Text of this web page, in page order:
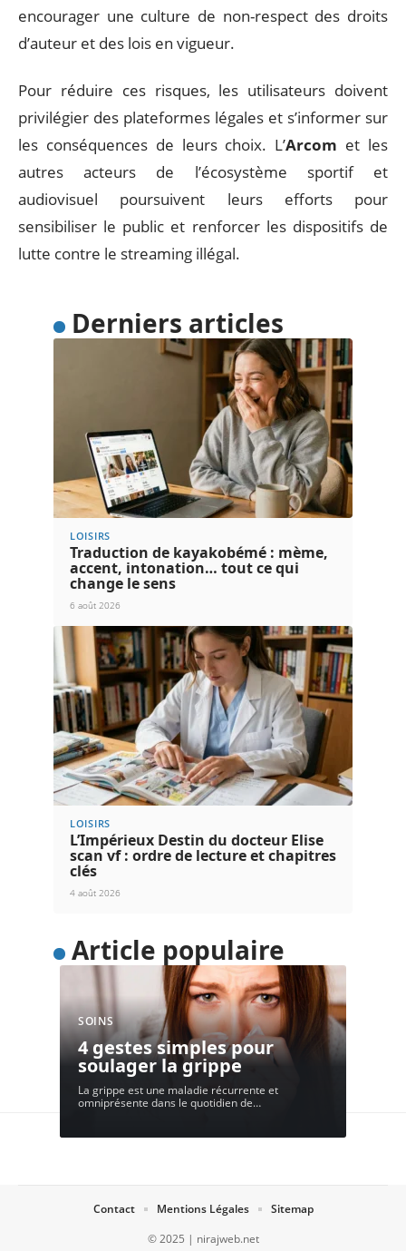
encourager une culture de non-respect des droits
d’auteur et des lois en vigueur.
Pour réduire ces risques, les utilisateurs doivent
privilégier des plateformes légales et s’informer sur
les conséquences de leurs choix. L’Arcom et les
autres acteurs de l’écosystème sportif et
audiovisuel poursuivent leurs efforts pour
sensibiliser le public et renforcer les dispositifs de
lutte contre le streaming illégal.
Derniers articles
LOISIRS
Traduction de kayakobémé : mème,
accent, intonation… tout ce qui
change le sens
6 août 2026
LOISIRS
L’Impérieux Destin du docteur Elise
scan vf : ordre de lecture et chapitres
clés
4 août 2026
Article populaire
SOINS
4 gestes simples pour
soulager la grippe
La grippe est une maladie récurrente et
omniprésente dans le quotidien de…
© 2025 | nirajweb.net
Contact Mentions Légales Sitemap